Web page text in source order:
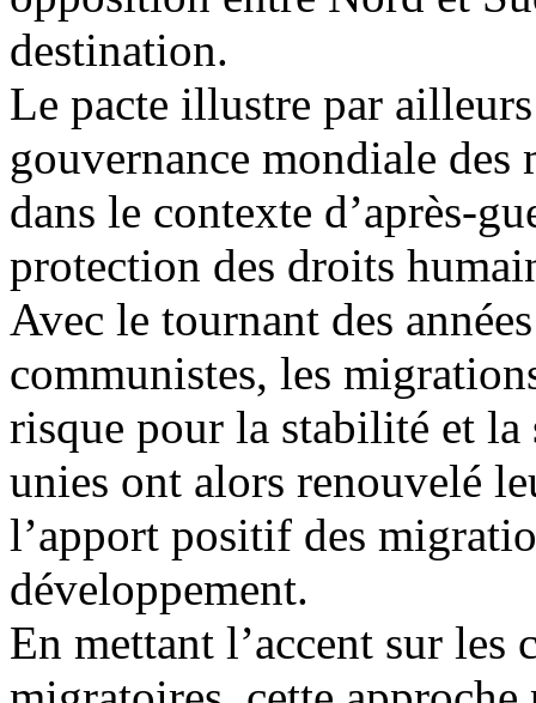
destination.
Le pacte illustre par
gouvernance mondiale
dans le contexte d’après-
protection des droits
Avec le tournant des
communistes, les
risque pour la stabilité et la
unies ont alors renouvelé
l’apport positif des
développement.
En mettant l’accent sur les